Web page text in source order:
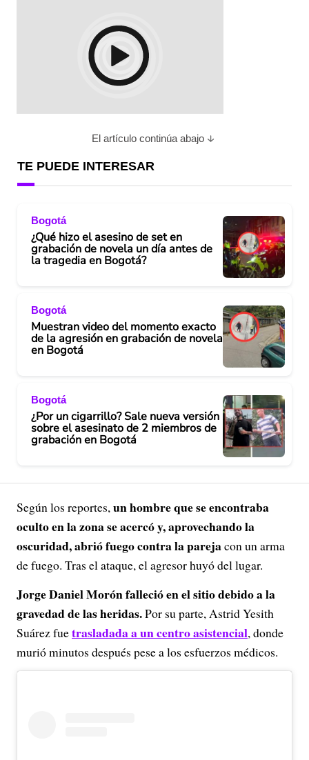
El artículo continúa abajo
TE PUEDE INTERESAR
Bogotá
¿Qué hizo el asesino de set en
grabación de novela un día antes de
la tragedia en Bogotá?
Bogotá
Muestran video del momento exacto
de la agresión en grabación de novela
en Bogotá
Bogotá
¿Por un cigarrillo? Sale nueva versión
sobre el asesinato de 2 miembros de
grabación en Bogotá
Según los reportes,un hombre que se encontraba
oculto en la zona se acercó y, aprovechando la
oscuridad, abrió fuego contra la parejacon un arma
de fuego. Tras el ataque, el agresor huyó del lugar.
Jorge Daniel Morón falleció en el sitio debido a la
gravedad de las heridas.Por su parte, Astrid Yesith
Suárez fuetrasladada a un centro asistencial, donde
murió minutos después pese a los esfuerzos médicos.